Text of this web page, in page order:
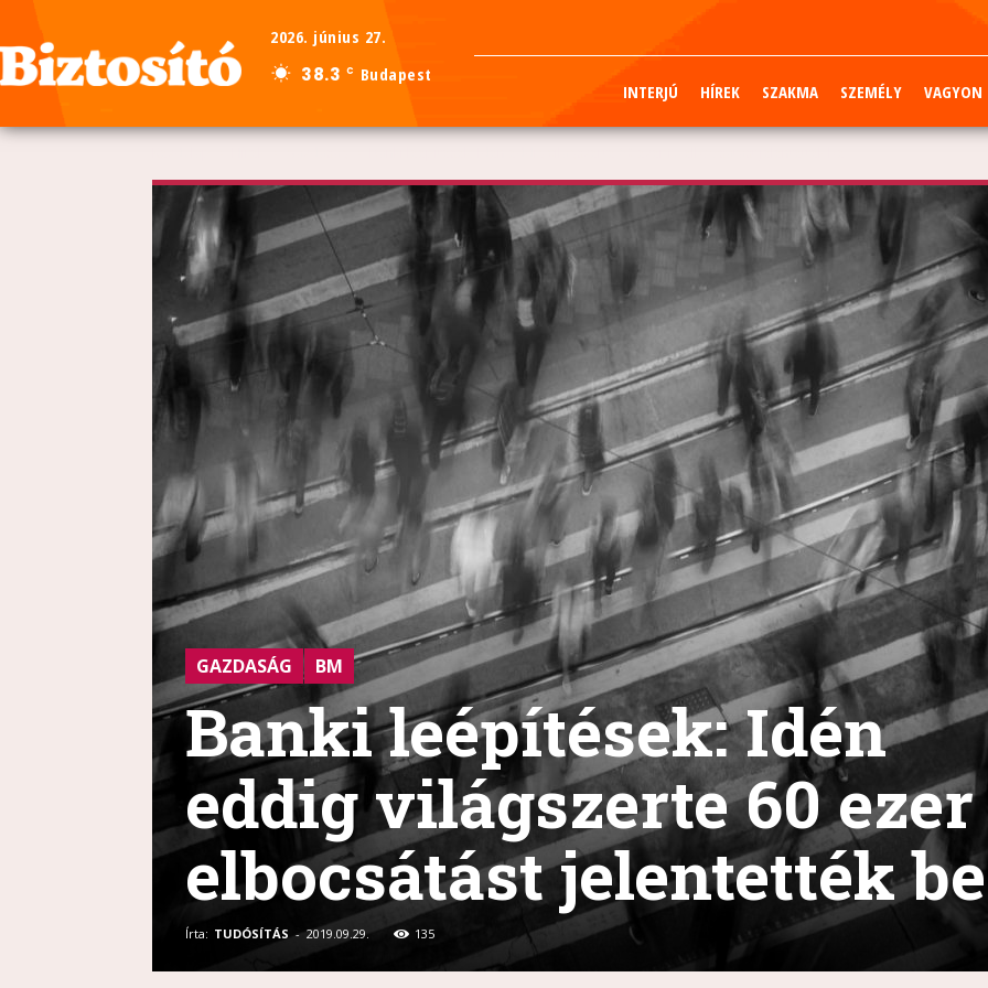
2026. június 27.
38.3 C
Budapest
INTERJÚ
HÍREK SZAKMA SZEMÉLY VAGYON
GAZDASÁG BM
Banki leépítések: Idén
eddig világszerte 60
elbocsátást jelentették be
Írta: TUDÓSÍTÁS - 2019.09.29. 135